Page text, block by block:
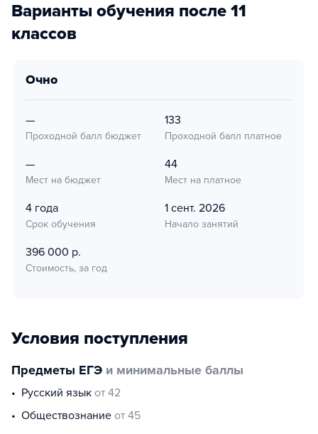
Варианты обучения после 11
классов
очно
—
Проходной балл бюджет
133
Проходной балл платное
—
Мест на бюджет
44
Мест на платное
4 года
Срок обучения
1 сент. 2026
Начало занятий
396 000 р.
Стоимость, за год
Условия поступления
Предметы ЕГЭ и минимальные баллы
русский язык от 42
обществознание от 45